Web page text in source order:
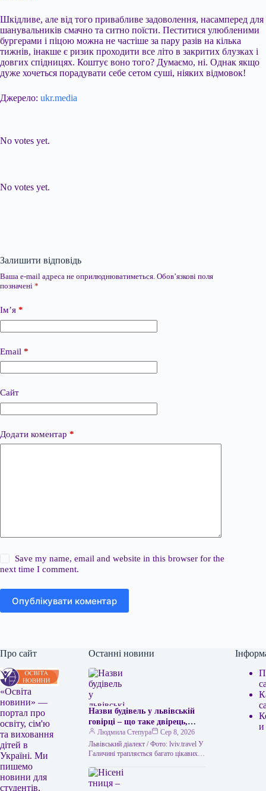
Шкідливе, але від того привабливе задоволення, насамперед для
шанувальників смачно та ситно поїсти. Пеститися улюбленими
бургерами і піцою можна не частіше за пару разів на кілька
тижнів, інакше є ризик проходити все літо в закритих блузках і
довгих спідницях. Коштує воно того? Думаємо, ні. Однак якщо
дуже хочеться порадувати себе сетом суші, ніяких відмовок!
Джерело: ukr.media
No votes yet.
No votes yet.
Залишити відповідь
Ваша e-mail адреса не оприлюднюватиметься. Обов’язкові поля
позначені *
Ім’я *
Email *
Сайт
Додати коментар *
Save my name, email and website in this browser for the
next time I comment.
Опублікувати коментар
Про сайт
«Освіта
новини» —
портал про
освіту, сім'ю
та виховання
дітей в
Україні. Ми
пишемо
новини для
студентів,
Останні новини
Назви будівель у львівській
говірці – що таке двірець,
креденс, кнайпа
Людмила Степура
Сер 8, 2026
Львівський діалект / Фото: lviv.travel У
Галичині трапляється багато цікавих
навіть досвідченого мандрівника. Тож
не дивно,…
и